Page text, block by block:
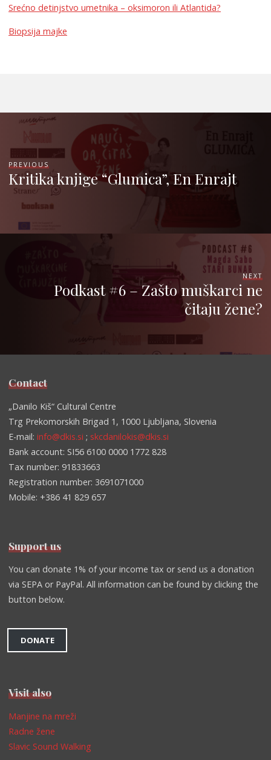
Srećno detinjstvo umetnika – oksimoron ili Atlantida?
Biopsija majke
PREVIOUS
Kritika knjige “Glumica”, En Enrajt
NEXT
Podkast #6 – Zašto muškarci ne
čitaju žene?
Contact
„Danilo Kiš“ Cultural Centre
Trg Prekomorskih Brigad 1, 1000 Ljubljana, Slovenia
E-mail:info@dkis.si ; skcdanilokis@dkis.si
Bank account: SI56 6100 0000 1772 828
Tax number: 91833663
Registration number: 3691071000
Mobile: +386 41 829 657
Support us
You can donate 1% of your income tax or send us a donation
via SEPA or PayPal. All information can be found by clicking the
button below.
DONATE
Visit also
Manjine na mreži
Radne žene
Slavic Sound Walking